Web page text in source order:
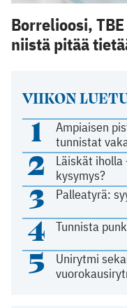
VIIKON
1
Ampiaisen
tunnistat
2
Läiskät
kysymys?
3 Palleatyrä:
4 Tunnista
5
Unirytmi
Borrelioosi,
niistä pitää